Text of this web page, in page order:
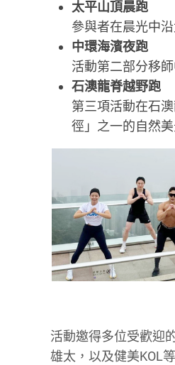
太平山頂晨跑
參與者在晨光中
中環海濱夜跑
活動第二部分移
石澳龍脊越野跑
第三項活動在石
徑」之一的自然
活動邀得多位受歡迎
雄太，以及健美KOL